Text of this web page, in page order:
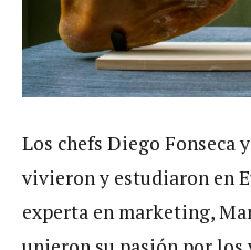
Los chefs Diego Fonseca
vivieron y estudiaron en
experta en marketing,